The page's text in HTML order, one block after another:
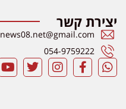
יצירת קשר
news08.net@gmail.com
054-9759222